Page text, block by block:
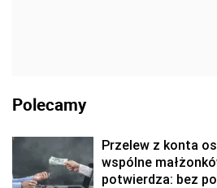
Polecamy
Przelew z konta
wspólne
potwierdza: bez